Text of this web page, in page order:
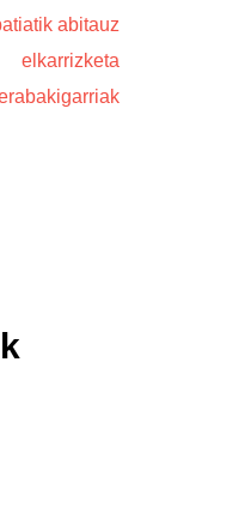
abitauz
elkarrizketa